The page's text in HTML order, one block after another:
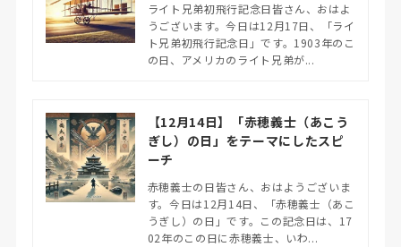
ライト兄弟初飛行記念日皆さん、おはよ
うございます。今日は12月17日、「ライ
ト兄弟初飛行記念日」です。1903年のこ
の日、アメリカのライト兄弟が...
【12月14日】「赤穂義士（あこう
ぎし）の日」をテーマにしたスピ
ーチ
赤穂義士の日皆さん、おはようございま
す。今日は12月14日、「赤穂義士（あこ
うぎし）の日」です。この記念日は、17
02年のこの日に赤穂義士、いわ...